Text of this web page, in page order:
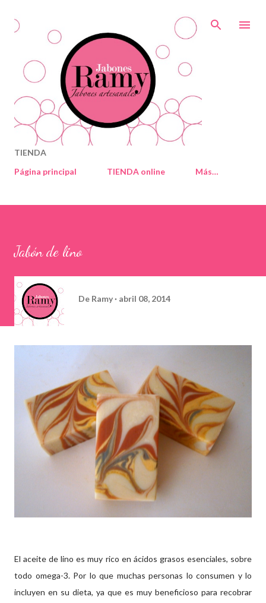
TIENDA
Página principal
TIENDA online Más…
Jabón de lino
De Ramy abril 08, 2014
El aceite de lino es muy rico en ácidos grasos esenciales, sobre
todo omega-3. Por lo que muchas personas lo consumen y lo
incluyen en su dieta, ya que es muy beneficioso para recobrar